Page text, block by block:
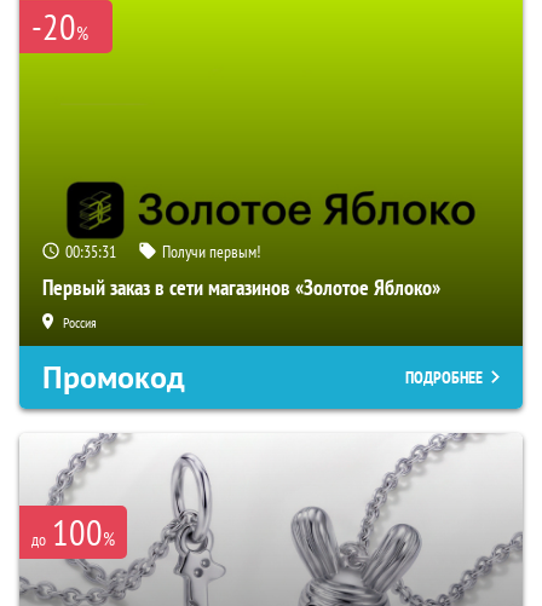
-20%
00:35:30 Получи первым!
Первый заказ в сети магазинов «Золотое Яблоко»
Россия
Промокод ПОДРОБНЕЕ
до 100%